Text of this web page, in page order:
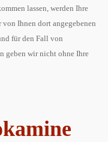
lassen, werden Ihre
Ihnen dort angegebenen
für den Fall von
geben wir nicht ohne Ihre